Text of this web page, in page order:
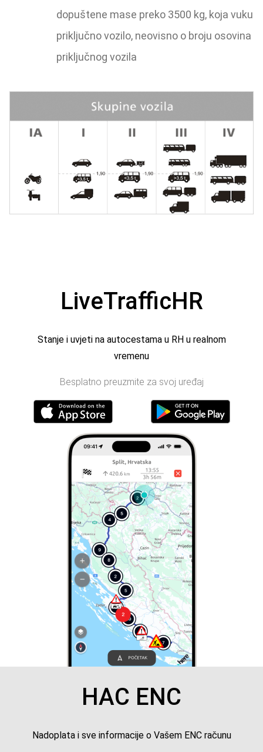
dopuštene mase preko 3500 kg, koja vuku
priključno vozilo, neovisno o broju osovina
priključnog vozila
LiveTrafficHR
Stanje i uvjeti na autocestama u RH u realnom
vremenu
Besplatno preuzmite za svoj uređaj
HAC ENC
Nadoplata i sve informacije o Vašem ENC računu